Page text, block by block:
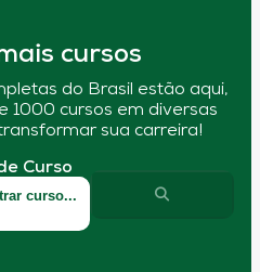
cursos
do Brasil estão aqui,
1000 cursos em diversas
sua carreira!
Curso